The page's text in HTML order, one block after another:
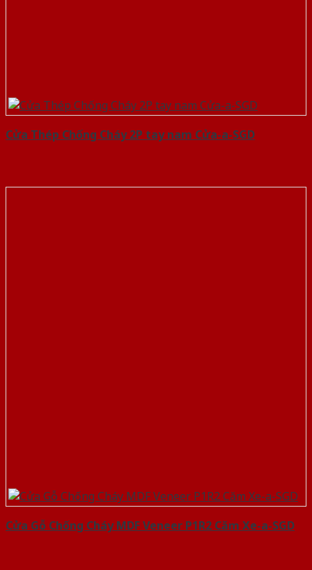
Cửa Thép Chống Cháy 2P tay nam Cửa-a-SGD
Cửa Gỗ Chống Cháy MDF Veneer P1R2 Căm Xe-a-SGD